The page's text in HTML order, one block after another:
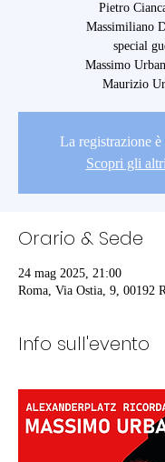
Pietro
Massimiliano
special
Massimo
Maurizio
La registrazione è
Scopri gli
Orario & Sede
24 mag 2025, 21:00
Roma, Via Ostia, 9, 00192
Info sull'evento